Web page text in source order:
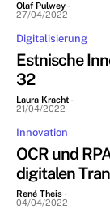
Olaf Pulwey -
27/04/2022
Digitalisierung
Estnische
32
Laura Kracht -
21/04/2022
Innovation
OCR und
digitalen
René Theis -
04/04/2022